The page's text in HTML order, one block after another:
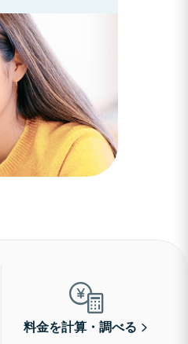
料金を計算・調べる